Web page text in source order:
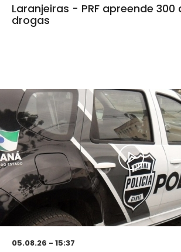
Laranjeiras - PRF apreende 300
drogas
05.08.26 - 15:37